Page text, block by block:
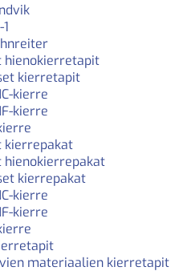
hienokierretapit
kierretapit
kierre
kierre
kierrepakat
hienokierrepakat
kierrepakat
kierre
kierre
materiaalien kierretapit